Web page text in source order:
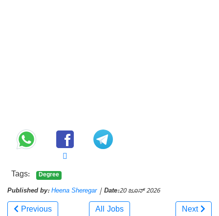
Tags: Degree
Published by: Heena Sheregar | Date:20 ಜೂನ್ 2026
Previous All Jobs Next